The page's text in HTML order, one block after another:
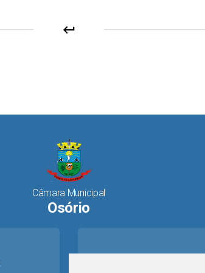
keyboard_return
Câmara Municipal
Osório